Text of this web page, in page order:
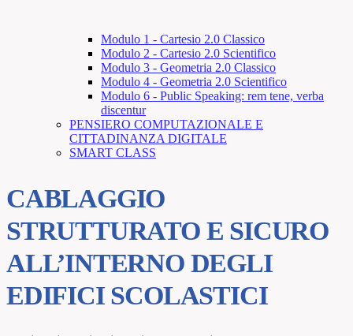
Modulo 1 - Cartesio 2.0 Classico
Modulo 2 - Cartesio 2.0 Scientifico
Modulo 3 - Geometria 2.0 Classico
Modulo 4 - Geometria 2.0 Scientifico
Modulo 6 - Public Speaking: rem tene, verba
discentur
PENSIERO COMPUTAZIONALE E
CITTADINANZA DIGITALE
SMART CLASS
CABLAGGIO
STRUTTURATO E SICURO
ALL’INTERNO DEGLI
EDIFICI SCOLASTICI